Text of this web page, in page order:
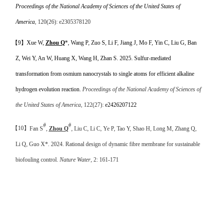
Proceedings of the National Academy of Sciences of the United States of
America, 120(26): e2305378120
【9】 Xue W, Zhou Q*, Wang P, Zuo S, Li F, Jiang J, Mo F, Yin C, Liu G, Ban
Z, Wei Y, An W, Huang X, Wang H, Zhan S. 2025. Sulfur-mediated
transformation from osmium nanocrystals to single atoms for efficient alkaline
hydrogen evolution reaction. Proceedings of the National Academy of Sciences of
the United States of America, 122(27): e2426207122
【 10】 Fan S# Zhou Q# , Liu C, Li C, Ye P, Tao Y, Shao H, Long M, Zhang Q,
Li Q, Guo X*. 2024. Rational design of dynamic fibre membrane for sustainable
biofouling control. Nature Water, 2: 161-171